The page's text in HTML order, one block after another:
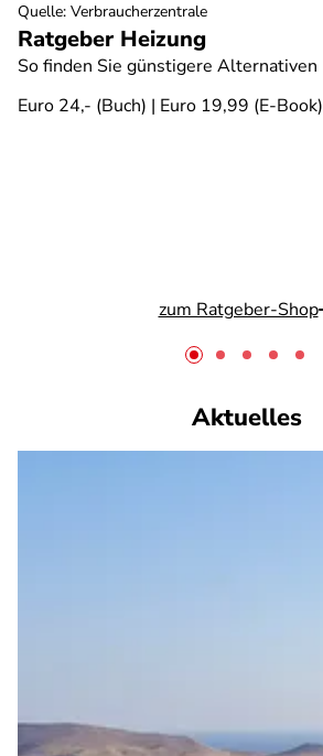
Ratgeber Heizung
So finden Sie günstigere Alternativen
Euro 24,- (Buch) | Euro 19,99 (E-Book)
zum Ratgeber-Shop
Quelle: Verbraucherzentrale
Aktuelles